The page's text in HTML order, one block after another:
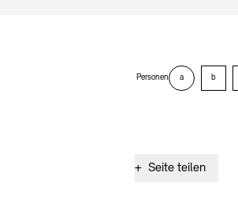
Personen a b
+ Seite teilen